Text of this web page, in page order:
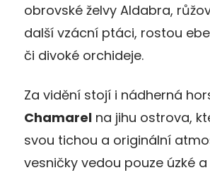
obrovské želvy Aldabra,
další vzácní ptáci, rostou
či divoké orchideje.
Za vidění stojí i nádherná
Chamarel na jihu ostrova,
svou tichou a originální
vesničky vedou pouze úzké